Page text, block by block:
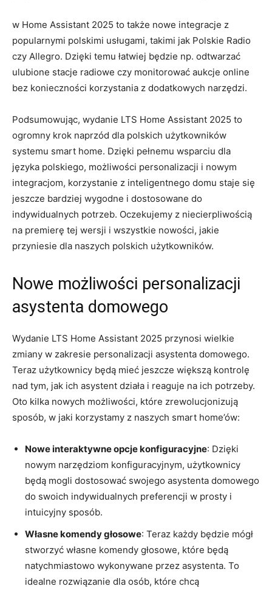
w Home ‍Assistant 2025 to także nowe integracje z
popularnymi polskimi usługami, takimi jak Polskie ⁤Radio
czy Allegro. Dzięki temu łatwiej będzie np. odtwarzać‌
ulubione stacje radiowe czy⁤ monitorować aukcje online
bez ‍konieczności korzystania z dodatkowych narzędzi.
Podsumowując, wydanie LTS ‍Home Assistant 2025 to
ogromny krok naprzód dla polskich użytkowników
systemu smart home. Dzięki ⁢pełnemu‍ wsparciu dla
języka polskiego, możliwości personalizacji i nowym
integracjom, korzystanie ⁣z inteligentnego domu staje​ się
jeszcze bardziej wygodne i dostosowane do
indywidualnych potrzeb. Oczekujemy z niecierpliwością
na ‌premierę ⁣tej wersji i wszystkie nowości, jakie‌
przyniesie ​dla naszych polskich użytkowników.
Nowe ⁤możliwości personalizacji‌
asystenta domowego
Wydanie ⁤LTS Home Assistant 2025 przynosi wielkie
zmiany w ‍zakresie personalizacji asystenta domowego.
Teraz użytkownicy będą mieć jeszcze większą kontrolę
⁢nad tym, jak ich asystent działa i reaguje na ich potrzeby.
‍Oto kilka‌ nowych ‌możliwości, które zrewolucjonizują
sposób, w jaki‍ korzystamy z⁣ naszych‍ smart home’ów:
Nowe interaktywne opcje konfiguracyjne: Dzięki
nowym ⁤narzędziom​ konfiguracyjnym, użytkownicy
‌będą mogli dostosować swojego asystenta domowego
do swoich indywidualnych preferencji w prosty i ​
intuicyjny sposób.
Własne komendy ‍głosowe: Teraz każdy będzie ⁢mógł
stworzyć własne komendy​ głosowe, które będą
natychmiastowo wykonywane przez asystenta. To
idealne rozwiązanie dla ⁤osób, które chcą